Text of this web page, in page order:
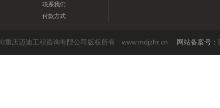
联系我们
付款方式
©重庆迈迪工程咨询有限公司版权所有 www.mdjzhr.cn 网站备案号